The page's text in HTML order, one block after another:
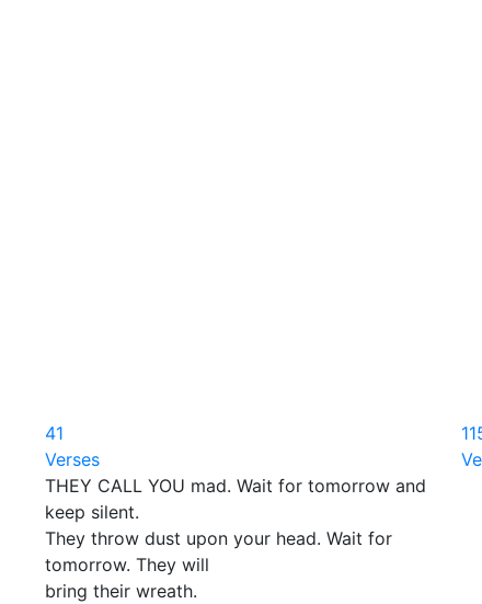
41
Verses
THEY CALL YOU mad. Wait for tomorrow and
keep silent.
They throw dust upon your head. Wait for
tomorrow. They will
bring their wreath.